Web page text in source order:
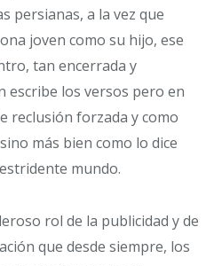
persianas, a la vez que
joven como su hijo, ese
tan encerrada y
escribe los versos pero en
reclusión forzada y como
más bien como lo dice
mundo.
rol de la publicidad y de
que desde siempre, los